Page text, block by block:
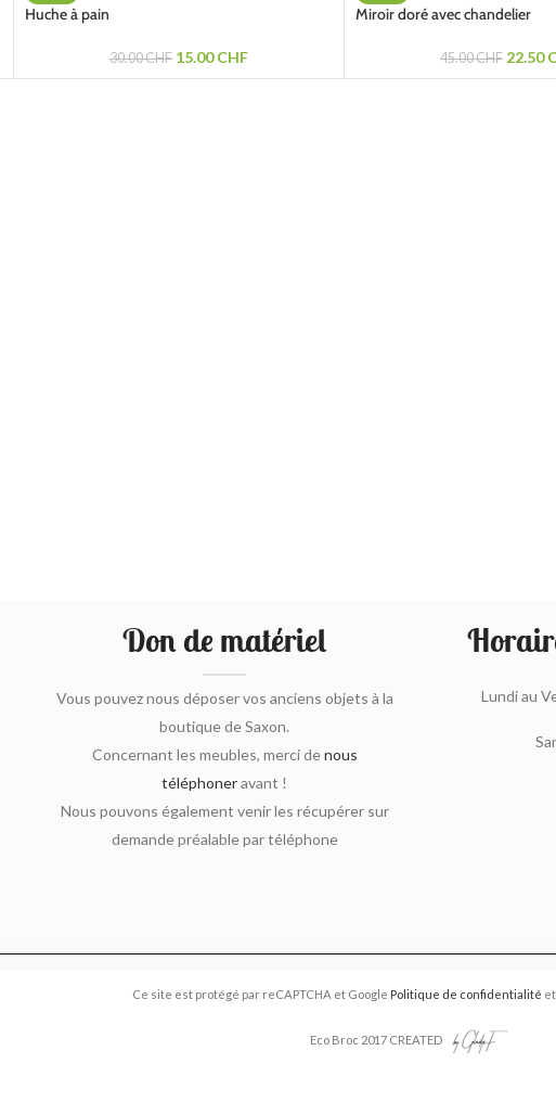
Huche à pain
30.00CHF 15.00CHF
Miroir doré avec chandelier
45.00CHF 22.50
Don de matériel
Vous pouvez nous déposer vos anciens objets à la
boutique de Saxon.
Concernant les meubles, merci denous
téléphoneravant !
Nous pouvons également venir les récupérer sur
demande préalable par téléphone
Lundi au
Ce site est protégé par reCAPTCHA et Google Politique de confidentialité et
Eco Broc 2017 CREATED